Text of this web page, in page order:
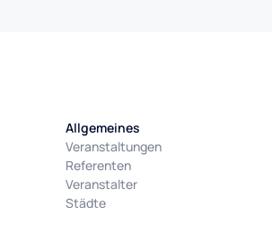
Allgemeines
Veranstaltungen
Referenten
Veranstalter
Städte